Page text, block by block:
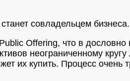
совладельцем бизнеса.
Offering, что в
неограниченному
их купить. Процесс